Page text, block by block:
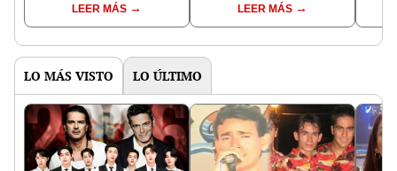
vez de perder su zapato,
perdió al novio”
LEER MÁS
detractores: “Que
empiece el hate”
LEER MÁS
LO MÁS VISTO LO ÚLTIMO